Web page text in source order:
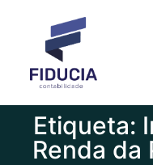
Etiqueta:
Renda da